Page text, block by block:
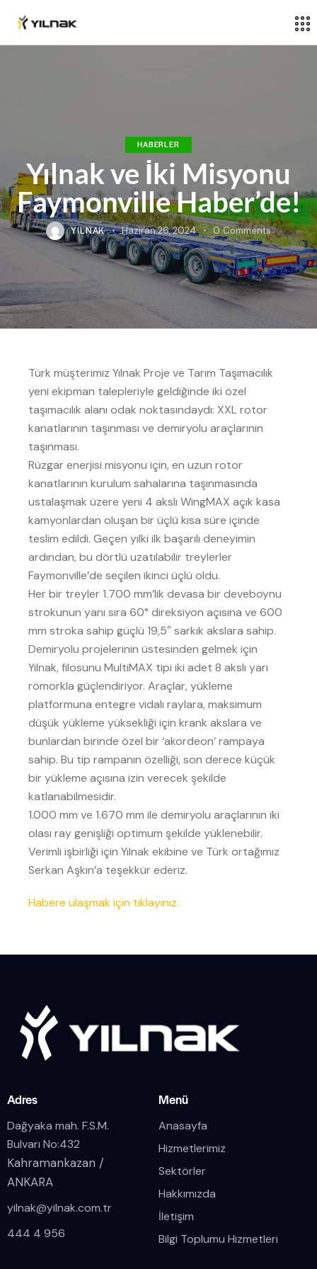
HABERLER
Yılnak ve İki Misyonu
Faymonville Haber’de!
YILNAK Haziran 26, 2024 0 Comments
Türk müşterimiz Yılnak Proje ve Tarım Taşımacılık
yeni ekipman talepleriyle geldiğinde iki özel
taşımacılık alanı odak noktasındaydı: XXL rotor
kanatlarının taşınması ve demiryolu araçlarının
taşınması.
Rüzgar enerjisi misyonu için, en uzun rotor
kanatlarının kurulum sahalarına taşınmasında
ustalaşmak üzere yeni 4 akslı WingMAX açık kasa
kamyonlardan oluşan bir üçlü kısa süre içinde
teslim edildi. Geçen yılki ilk başarılı deneyimin
ardından, bu dörtlü uzatılabilir treylerler
Faymonville’de seçilen ikinci üçlü oldu.
Her bir treyler 1.700 mm’lik devasa bir deveboynu
strokunun yanı sıra 60° direksiyon açısına ve 600
mm stroka sahip güçlü 19,5″ sarkık akslara sahip.
Demiryolu projelerinin üstesinden gelmek için
Yılnak, filosunu MultiMAX tipi iki adet 8 akslı yarı
römorkla güçlendiriyor. Araçlar, yükleme
platformuna entegre vidalı raylara, maksimum
düşük yükleme yüksekliği için krank akslara ve
bunlardan birinde özel bir ‘akordeon’ rampaya
sahip. Bu tip rampanın özelliği, son derece küçük
bir yükleme açısına izin verecek şekilde
katlanabilmesidir.
1.000 mm ve 1.670 mm ile demiryolu araçlarının iki
olası ray genişliği optimum şekilde yüklenebilir.
Verimli işbirliği için Yılnak ekibine ve Türk ortağımız
Serkan Aşkın’a teşekkür ederiz.
Habere ulaşmak için tıklayınız.
Adres
Dağyaka mah. F.S.M.
Bulvarı No:432
Kahramankazan /
ANKARA
yilnak@yilnak.com.tr
444 4 956
Menü
Anasayfa
Hizmetlerimiz
Sektörler
Hakkımızda
İletişim
Bilgi Toplumu Hizmetleri